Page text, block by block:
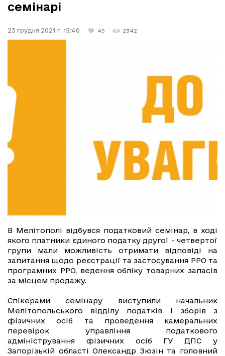
семінарі
23 грудня 2021 г. 15:46 49 2342
В Мелітополі відбувся податковий семінар, в ході
якого платники єдиного податку другої - четвертої
групи мали можливість отримати відповіді на
запитання щодо реєстрації та застосування РРО та
програмних РРО, ведення обліку товарних запасів
за місцем продажу.
Спікерами семінару виступили начальник
Мелітопольського відділу податків і зборів з
фізичних осіб та проведення камеральних
перевірок управління податкового
адміністрування фізичних осіб ГУ ДПС у
Запорізькій області Олександр Зюзін та головний